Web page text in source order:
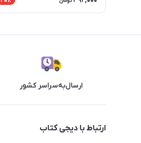
ارسال‌به‌سراسر کشور
ارتباط با دیجی کتاب